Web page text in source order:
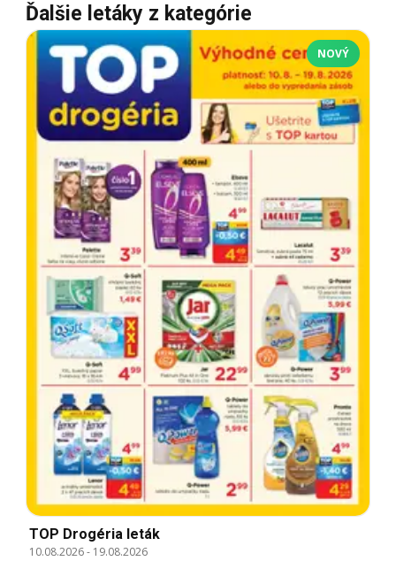
Ďalšie letáky z kategórie
NOVÝ
TOP Drogéria leták
10.08.2026- 19.08.2026